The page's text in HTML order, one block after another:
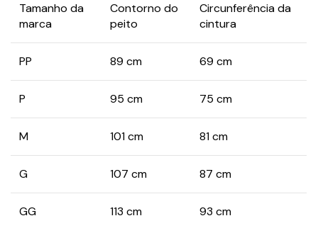
Tamanho da
marca
Contorno do
peito
Circunferência da
cintura
PP 89 cm 69 cm
P 95 cm 75 cm
M 101 cm 81 cm
G 107 cm 87 cm
GG 113 cm 93 cm